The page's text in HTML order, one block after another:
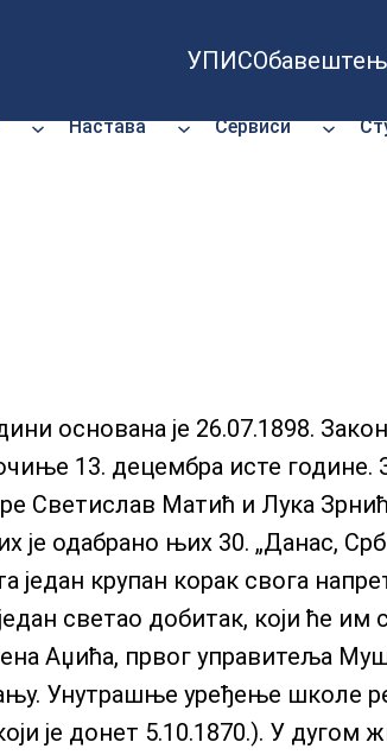
УПИС
Настава Сервиси
основана је 26.07.1898.
13. децембра исте године.
Светислав Матић и Лука
је одабрано њих 30. „Данас,
један крупан корак свога
светао добитак, који ће
Аџића, првог управитеља
Унутрашње уређење школе
је донет 5.10.1870.). У